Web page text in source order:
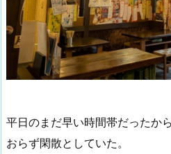
平日のまだ早い時間帯だったか
おらず閑散としていた。